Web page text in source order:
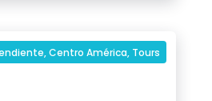
,Centro América, Tours